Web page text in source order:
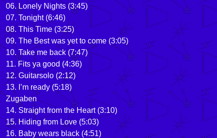
06. Lonely Nights (3:45)
07. Tonight (6:46)
08. This Time (3:25)
09. The Best was yet to come (3:05)
10. Take me back (7:47)
11. Fits ya good (4:36)
12. Guitarsolo (2:12)
13. I’m ready (5:18)
Zugaben
14. Straight from the Heart (3:10)
15. Hiding from Love (5:03)
16. Baby wears black (4:51)